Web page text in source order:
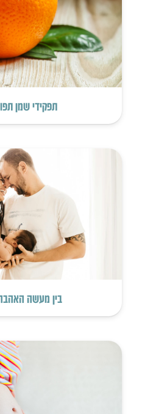
תפקידי שמן
בין מעשה